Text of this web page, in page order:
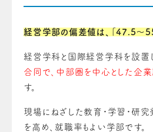
経営学部の偏差値は、「47.5〜
経営学科と国際経営学科を設置し
合同で、中部圏を中心とした企
す。
現場にねざした教育・学習・研
を高め、就職率もよい学部です。